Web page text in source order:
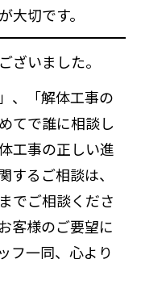
大切です。
ざいました。
、「解体工事の
てで誰に相談し
工事の正しい進
るご相談は、
でご相談くださ
客様のご要望に
フ一同、心より